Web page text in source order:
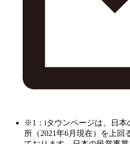
※1：iタウンページは、日本
所（2021年6月現在）を上回